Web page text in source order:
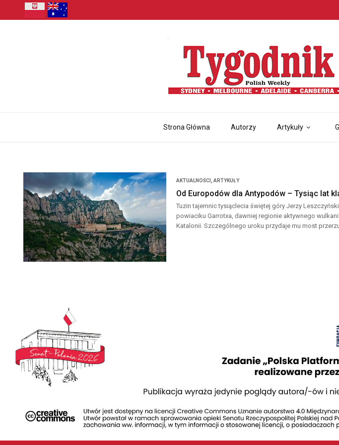
Strona Główna Autorzy Artykuły
AKTUALNOŚCI ARTYKUŁY
Od Europodów dla Antypodów – Tysiąc lat
Tuzin tajemnic tysiąclecia świętej góry Jerzy
powiaciku Garrotxa, dawniej regionie aktywnego
Katalonii. Szczególnego uroku przydaje mu most